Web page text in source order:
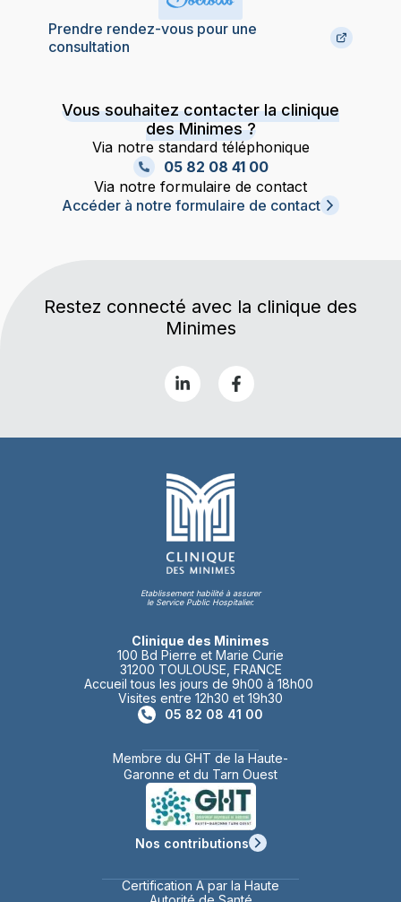
Prendre rendez-vous pour une
consultation
Vous souhaitez contacter la clinique
des Minimes ?
Via notre standard téléphonique
05 82 08 41 00
Via notre formulaire de contact
Accéder à notre formulaire de contact
Etablissement habilité à assurer
le Service Public Hospitalier.
Clinique des Minimes
100 Bd Pierre et Marie Curie
31200 TOULOUSE, FRANCE
Accueil tous les jours de 9h00 à 18h00
Visites entre 12h30 et 19h30
05 82 08 41 00
Membre du GHT de la Haute-
Garonne et du Tarn Ouest
Nos contributions
Certification A par la Haute
Restez connecté avec la clinique des
Minimes